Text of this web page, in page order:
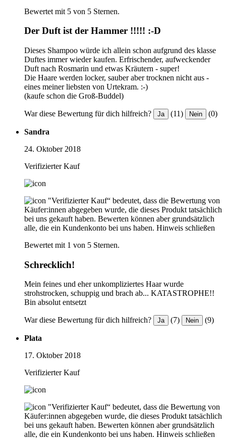
Bewertet mit 5 von 5 Sternen.
Der Duft ist der Hammer !!!!! :-D
Dieses Shampoo würde ich allein schon aufgrund des klasse
Duftes immer wieder kaufen. Erfrischender, aufweckender
Duft nach Rosmarin und etwas Kräutern - super!
Die Haare werden locker, sauber aber trocknen nicht aus -
eines meiner liebsten von Urtekram. :-)
(kaufe schon die Groß-Buddel)
War diese Bewertung für dich hilfreich? Ja (11) Nein (0)
Sandra
24. Oktober 2018
Verifizierter Kauf
"Verifizierter Kauf“ bedeutet, dass die Bewertung von
Käufer:innen abgegeben wurde, die dieses Produkt tatsächlich
bei uns gekauft haben. Bewerten können aber grundsätzlich
alle, die ein Kundenkonto bei uns haben. Hinweis schließen
Bewertet mit 1 von 5 Sternen.
Schrecklich!
Mein feines und eher unkompliziertes Haar wurde
strohstrocken, schuppig und brach ab... KATASTROPHE!!
Bin absolut entsetzt
War diese Bewertung für dich hilfreich? Ja (7) Nein (9)
Plata
17. Oktober 2018
Verifizierter Kauf
"Verifizierter Kauf“ bedeutet, dass die Bewertung von
Käufer:innen abgegeben wurde, die dieses Produkt tatsächlich
bei uns gekauft haben. Bewerten können aber grundsätzlich
alle, die ein Kundenkonto bei uns haben. Hinweis schließen